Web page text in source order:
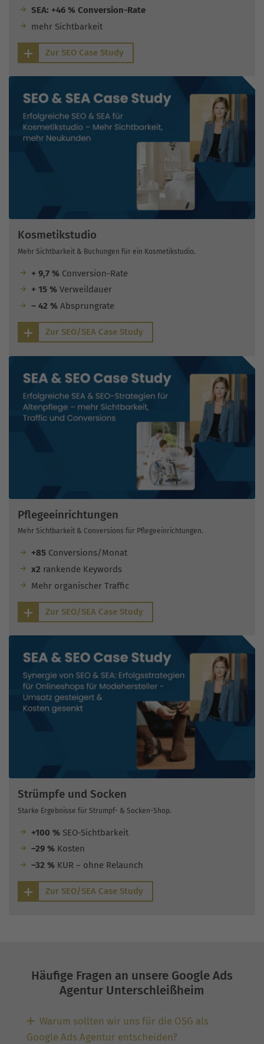
SEA: +46 % Conversion-Rate
mehr Sichtbarkeit
Zur SEO Case Study
Kosmetikstudio
Mehr Sichtbarkeit & Buchungen für ein Kosmetikstudio.
+ 9,7 % Conversion-Rate
+ 15 % Verweildauer
– 42 % Absprungrate
Zur SEO/SEA Case Study
Pflegeeinrichtungen
Mehr Sichtbarkeit & Conversions für Pflegeeinrichtungen.
+85Conversions/Monat
x2 rankende Keywords
Mehr organischer Traffic
Zur SEO/SEA Case Study
Strümpfe und Socken
Starke Ergebnisse für Strumpf- & Socken-Shop.
+100 %SEO-Sichtbarkeit
–29 %Kosten
–32 %KUR – ohne Relaunch
Zur SEO/SEA Case Study
Häufige Fragen an unsere Google Ads
Agentur Unterschleißheim
Warum sollten wir uns für die OSG als
Google Ads Agentur entscheiden?